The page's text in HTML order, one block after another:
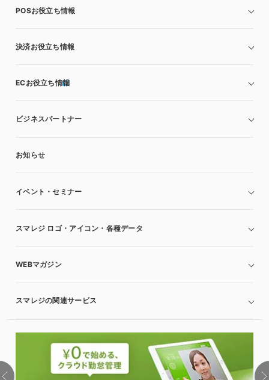
POSお役立ち情報
決済お役立ち情報
ECお役立ち情報
ビジネスパートナー
お知らせ
イベント・セミナー
スマレジ ロゴ・アイコン・各種データ
WEBマガジン
スマレジの関連サービス